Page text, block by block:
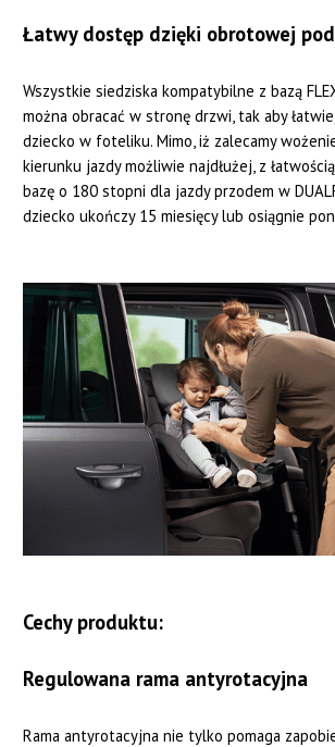
Łatwy dostęp dzięki obrotowej
Wszystkie siedziska kompatybilne z bazą FLEX
można obracać w stronę drzwi, tak aby
dziecko w foteliku. Mimo, iż zalecamy
kierunku jazdy możliwie najdłużej, z
bazę o 180 stopni dla jazdy przodem w
dziecko ukończy 15 miesięcy lub osiągnie
Cechy produktu:
Regulowana rama antyrotacyjna
Rama antyrotacyjna nie tylko pomaga